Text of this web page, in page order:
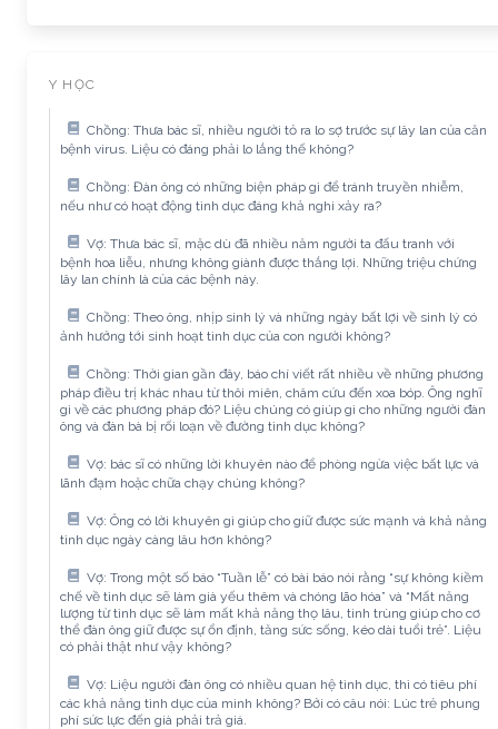
Y HỌC
Chồng: Thưa bác sĩ, nhiều người tỏ ra lo sợ trước sự lây lan của căn
bệnh virus. Liệu có đáng phải lo lắng thế không?
Chồng: Đàn ông có những biện pháp gì để tránh truyền nhiễm,
nếu như có hoạt động tình dục đáng khả nghi xảy ra?
Vợ: Thưa bác sĩ, mặc dù đã nhiều năm người ta đấu tranh với
bệnh hoa liễu, nhưng không giành được thắng lợi. Những triệu chứng
lây lan chính là của các bệnh này.
Chồng: Theo ông, nhịp sinh lý và những ngày bất lợi về sinh lý có
ảnh hưởng tới sinh hoạt tình dục của con người không?
Chồng: Thời gian gần đây, báo chí viết rất nhiều về những phương
pháp điều trị khác nhau từ thôi miên, châm cứu đến xoa bóp. Ông nghĩ
gì về các phương pháp đó? Liệu chúng có giúp gì cho những người đàn
ông và đàn bà bị rối loạn về đường tình dục không?
Vợ: bác sĩ có những lời khuyên nào để phòng ngừa việc bất lực và
lãnh đạm hoặc chữa chạy chúng không?
Vợ: Ông có lời khuyên gì giúp cho giữ được sức mạnh và khả năng
tình dục ngày càng lâu hơn không?
Vợ: Trong một số báo “Tuần lễ” có bài báo nói rằng “sự không kiềm
chế về tình dục sẽ làm già yếu thêm và chóng lão hóa” và “Mất năng
lượng từ tình dục sẽ làm mất khả năng thọ lâu, tinh trùng giúp cho cơ
thể đàn ông giữ được sự ổn định, tăng sức sống, kéo dài tuổi trẻ”. Liệu
có phải thật như vậy không?
Vợ: Liệu người đàn ông có nhiều quan hệ tình dục, thì có tiêu phí
các khả năng tình dục của mình không? Bởi có câu nói: Lúc trẻ phung
phí sức lực đến già phải trả giá.